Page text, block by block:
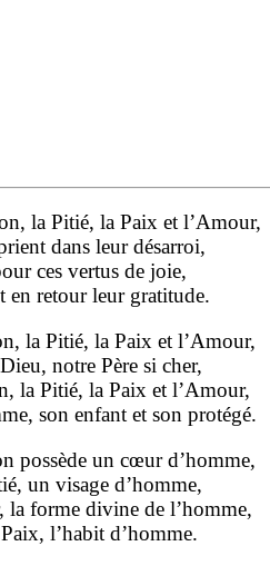
la Pitié, la Paix et l’Amour,
dans leur désarroi,
ces vertus de joie,
en retour leur gratitude.
la Pitié, la Paix et l’Amour,
notre Père si cher,
la Pitié, la Paix et l’Amour,
son enfant et son protégé.
possède un cœur d’homme,
un visage d’homme,
la forme divine de l’homme,
l’habit d’homme.